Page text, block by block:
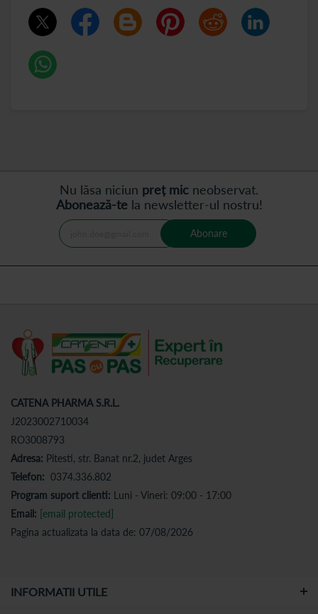
Nu lăsa niciun preț mic neobservat.
Abonează-tela newsletter-ul nostru!
Abonare
CATENA PHARMA S.R.L.
J2023002710034
RO3008793
Adresa: Pitesti, str. Banat nr.2, judet Arges
Telefon: 0374.336.802
Program suport clienti: Luni - Vineri: 09:00 - 17:00
Email: [email protected]
Pagina actualizata la data de: 07/08/2026
INFORMATII UTILE